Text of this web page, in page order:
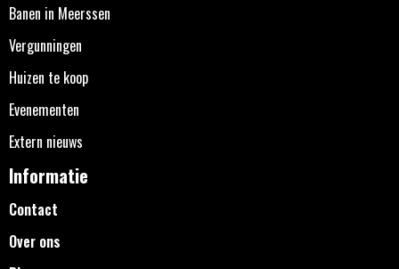
Banen in Meerssen
Vergunningen
Huizen te koop
Evenementen
Extern nieuws
Informatie
Contact
Over ons